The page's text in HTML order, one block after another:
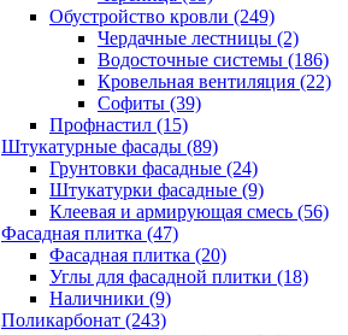
Обустройство кровли (249)
Чердачные лестницы (2)
Водосточные системы (186)
Кровельная вентиляция (22)
Cофиты (39)
Профнастил (15)
Штукатурные фасады (89)
Грунтовки фасадные (24)
Штукатурки фасадные (9)
Клеевая и армирующая смесь (56)
Фасадная плитка (47)
Фасадная плитка (20)
Углы для фасадной плитки (18)
Наличники (9)
Поликарбонат (243)